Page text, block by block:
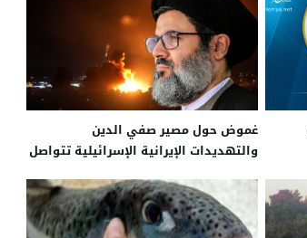
غموض حول مصير صفي الدين
والتهديدات الإيرانية الإسرائيلية تتواصل